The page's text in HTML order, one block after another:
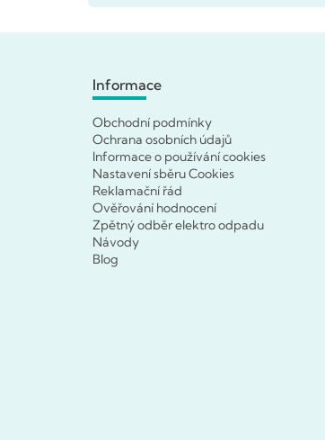
Informace
Obchodní podmínky
Ochrana osobních údajů
Informace o používání cookies
Nastavení sběru Cookies
Reklamační řád
Ověřování hodnocení
Zpětný odběr elektro odpadu
Návody
Blog